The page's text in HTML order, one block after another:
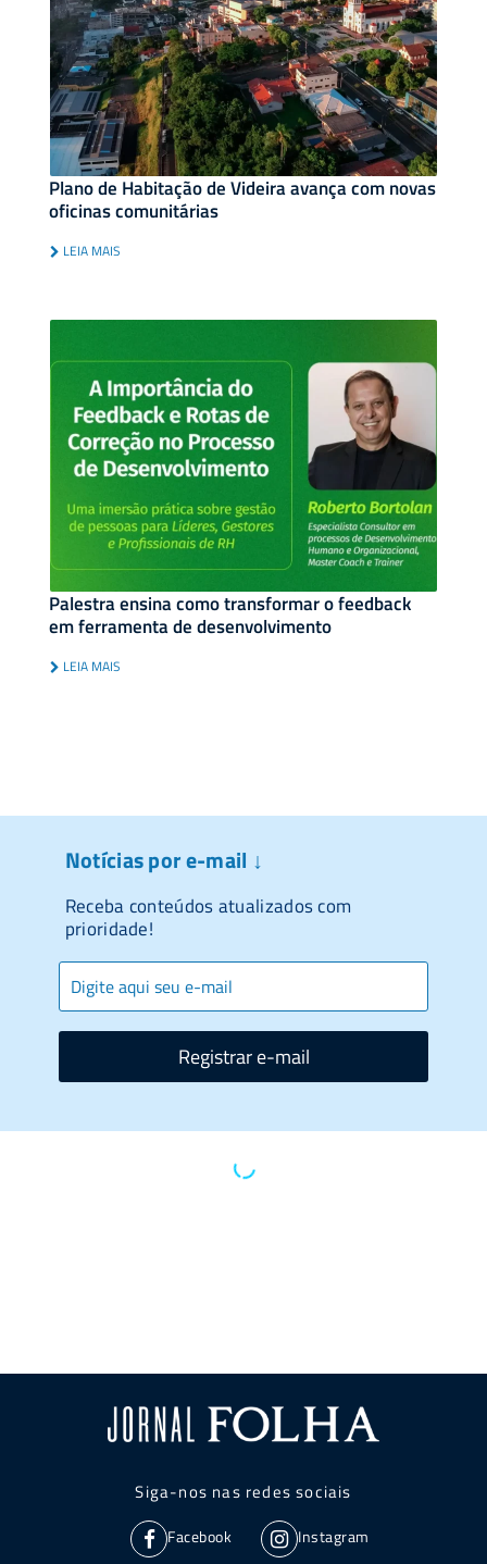
Plano de Habitação de Videira avança com novas
oficinas comunitárias
LEIA MAIS
Palestra ensina como transformar o feedback
em ferramenta de desenvolvimento
LEIA MAIS
Notícias por e-mail ↓
Receba conteúdos atualizados com
prioridade!
Registrar e-mail
Siga-nos nas redes sociais
Facebook Instagram